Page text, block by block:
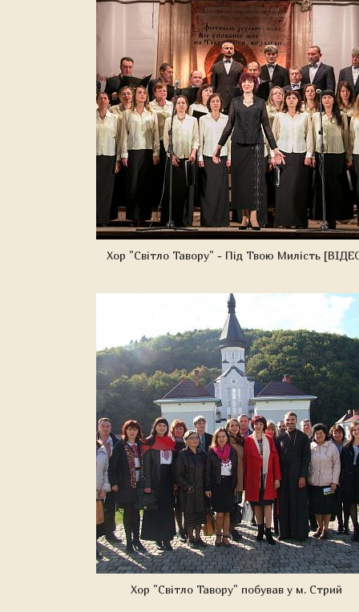
Хор "Світло Тавору" - Під Твою Милість
Хор "Світло Тавору" побував у м. Стрий